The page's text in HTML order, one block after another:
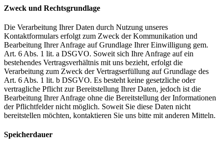
Zweck und Rechtsgrundlage
Die Verarbeitung Ihrer Daten durch Nutzung unseres
Kontaktformulars erfolgt zum Zweck der Kommunikation und
Bearbeitung Ihrer Anfrage auf Grundlage Ihrer Einwilligung gem.
Art. 6 Abs. 1 lit. a DSGVO. Soweit sich Ihre Anfrage auf ein
bestehendes Vertragsverhältnis mit uns bezieht, erfolgt die
Verarbeitung zum Zweck der Vertragserfüllung auf Grundlage des
Art. 6 Abs. 1 lit. b DSGVO. Es besteht keine gesetzliche oder
vertragliche Pflicht zur Bereitstellung Ihrer Daten, jedoch ist die
Bearbeitung Ihrer Anfrage ohne die Bereitstellung der Informationen
der Pflichtfelder nicht möglich. Soweit Sie diese Daten nicht
bereitstellen möchten, kontaktieren Sie uns bitte mit anderen Mitteln.
Speicherdauer